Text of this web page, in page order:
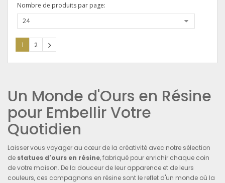
Nombre de produits par page:
24
1 2
Un Monde d'Ours en Résine
pour Embellir Votre
Quotidien
Laisser vous voyager au cœur de la créativité avec notre sélection
de statues d'ours en résine, fabriqué pour enrichir chaque coin
de votre maison. De la douceur de leur apparence et de leurs
couleurs, ces compagnons en résine sont le reflet d'un monde où la